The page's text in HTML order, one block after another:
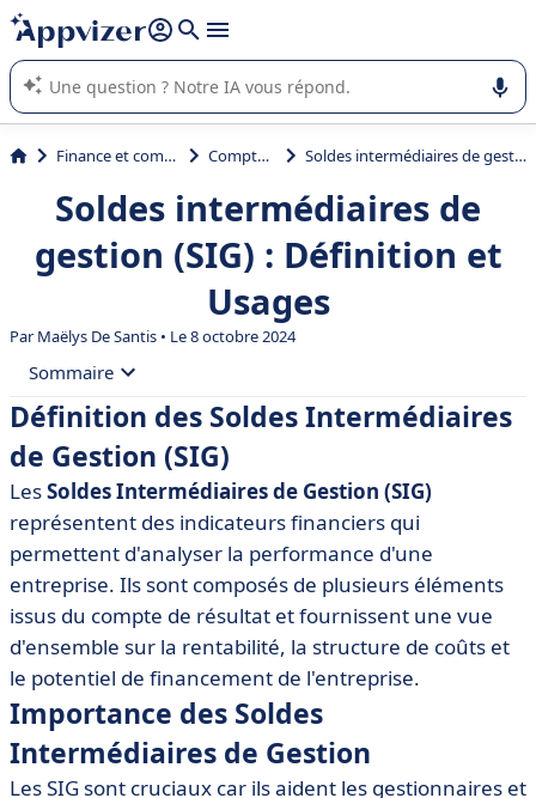
répondre (plusieurs lignes avec
L'IA de Appvizer vous guide dans l'utilisation ou la sélection de
logiciel SaaS en entreprise.
Finance et comptabilité Comptabilité Soldes intermédiaires de gestion (SIG) : Définition et Usages
Soldes intermédiaires de
gestion (SIG) : Définition et
Usages
ParMaëlys De Santis • Le 8 octobre 2024
Sommaire
• Définition des Soldes Intermédiaires de Gestion (SIG)
• Importance des Soldes Intermédiaires de Gestion
• Calcul des Soldes Intermédiaires de Gestion
• Fonctions des Soldes Intermédiaires de Gestion
• Exemples pratiques des Soldes Intermédiaires de
Gestion
• Outils et logiciels recommandés pour l'analyse des
SIG
• Conclusion sur les Soldes Intermédiaires de Gestion
Définition des Soldes Intermédiaires
de Gestion (SIG)
LesSoldes Intermédiaires de Gestion (SIG)
représentent des indicateurs financiers qui
permettent d'analyser la performance d'une
entreprise. Ils sont composés de plusieurs éléments
issus du compte de résultat et fournissent une vue
d'ensemble sur la rentabilité, la structure de coûts et
le potentiel de financement de l'entreprise.
Importance des Soldes
Intermédiaires de Gestion
Les SIG sont cruciaux car ils aident les gestionnaires et